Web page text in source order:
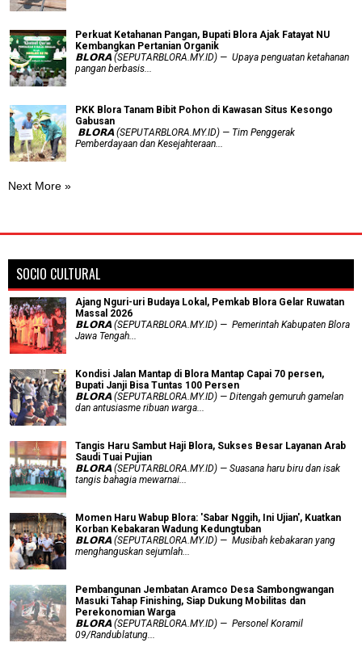
​Perkuat Ketahanan Pangan, Bupati Blora Ajak Fatayat NU
Kembangkan Pertanian Organik
𝗕𝗟𝗢𝗥𝗔 (SEPUTARBLORA.MY.ID) — Upaya penguatan ketahanan
pangan berbasis...
PKK Blora Tanam Bibit Pohon di Kawasan Situs Kesongo
Gabusan
‎ 𝗕𝗟𝗢𝗥𝗔 (SEPUTARBLORA.MY.ID) — Tim Penggerak
Pemberdayaan dan Kesejahteraan...
Next More »
SOCIO CULTURAL
Ajang Nguri-uri Budaya Lokal, Pemkab Blora Gelar Ruwatan
Massal 2026
𝗕𝗟𝗢𝗥𝗔 (SEPUTARBLORA.MY.ID) — Pemerintah Kabupaten Blora
Jawa Tengah...
Kondisi Jalan Mantap di Blora Mantap Capai 70 persen,
Bupati Janji Bisa Tuntas 100 Persen
𝗕𝗟𝗢𝗥𝗔 (SEPUTARBLORA.MY.ID) — Ditengah gemuruh gamelan
dan antusiasme ribuan warga...
Tangis Haru Sambut Haji Blora, Sukses Besar Layanan Arab
Saudi Tuai Pujian
𝗕𝗟𝗢𝗥𝗔 (SEPUTARBLORA.MY.ID) — Suasana haru biru dan isak
tangis bahagia mewarnai...
Momen Haru Wabup Blora: ​'Sabar Nggih, Ini Ujian', Kuatkan
Korban Kebakaran Wadung Kedungtuban
𝗕𝗟𝗢𝗥𝗔 (SEPUTARBLORA.MY.ID) — Musibah kebakaran yang
menghanguskan sejumlah...
Pembangunan Jembatan Aramco Desa Sambongwangan
Masuki Tahap Finishing, Siap Dukung Mobilitas dan
Perekonomian Warga
𝗕𝗟𝗢𝗥𝗔 (SEPUTARBLORA.MY.ID) — Personel Koramil
09/Randublatung...